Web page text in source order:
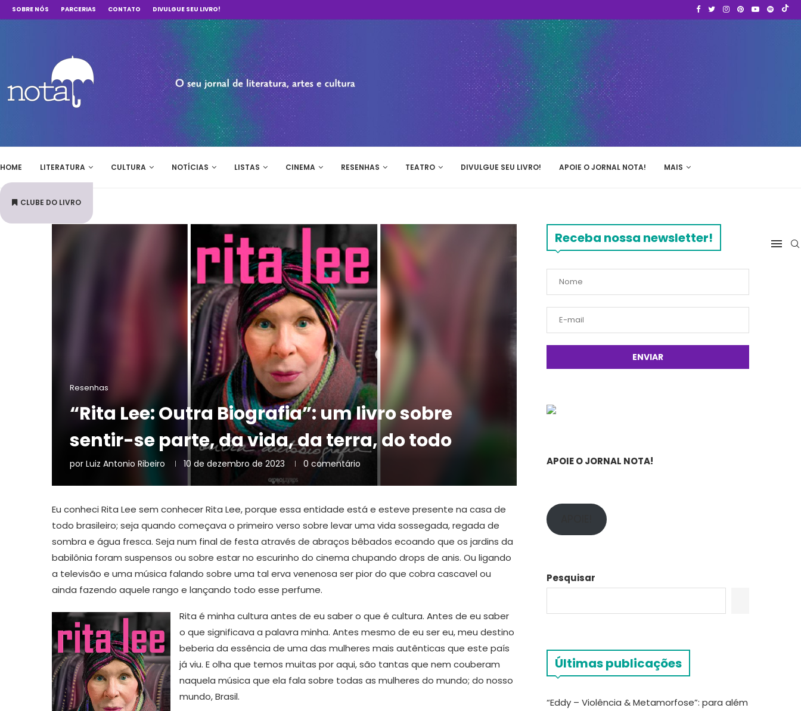
SOBRE NÓS PARCERIAS CONTATO DIVULGUE SEU LIVRO!
HOME LITERATURA CULTURA NOTÍCIAS LISTAS CINEMA RESENHAS TEATRO DIVULGUE SEU LIVRO! APOIE O JORNAL NOTA! MAIS
CLUBE DO LIVRO
Resenhas
“Rita Lee: Outra Biografia”: um livro sobre
sentir-se parte, da vida, da terra, do todo
por Luiz Antonio Ribeiro 10 de dezembro de 2023 0 comentário
Eu conheci Rita Lee sem conhecer Rita Lee, porque essa entidade está e esteve presente na casa de
todo brasileiro; seja quando começava o primeiro verso sobre levar uma vida sossegada, regada de
sombra e água fresca. Seja num final de festa através de abraços bêbados ecoando que os jardins da
babilônia foram suspensos ou sobre estar no escurinho do cinema chupando drops de anis. Ou ligando
a televisão e uma música falando sobre uma tal erva venenosa ser pior do que cobra cascavel ou
ainda fazendo aquele rango e lançando todo esse perfume.
Rita é minha cultura antes de eu saber o que é cultura. Antes de eu saber
o que significava a palavra minha. Antes mesmo de eu ser eu, meu destino
beberia da essência de uma das mulheres mais autênticas que este país
já viu. E olha que temos muitas por aqui, são tantas que nem couberam
naquela música que ela fala sobre todas as mulheres do mundo; do nosso
mundo, Brasil.
Receba nossa newsletter!
APOIE O JORNAL NOTA!
Pesquisar
Últimas publicações
“Eddy – Violência & Metamorfose”: para além